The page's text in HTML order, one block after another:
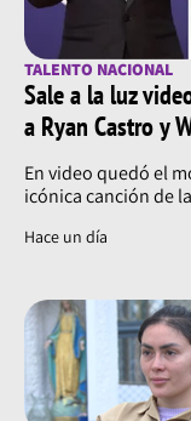
TALENTO NACIONAL
Sale a la luz
a Ryan Castro y
En video quedó el
icónica canción de
Hace un día